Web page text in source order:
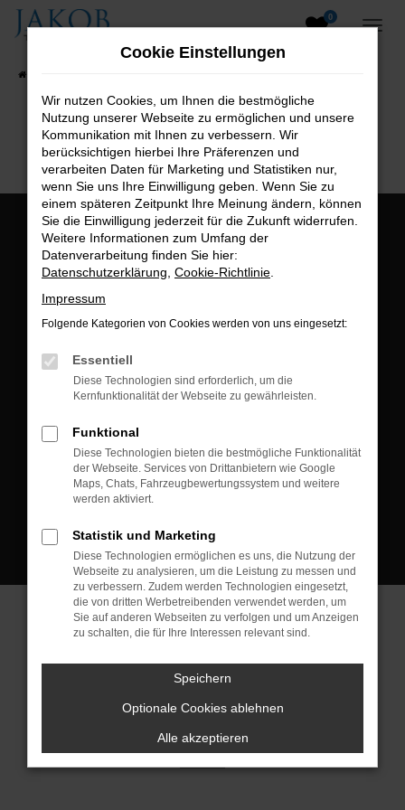
Zum
0
B2B-Shop
Öffnungszeiten:
Montag bis Freitag:
Postadresse:
Kontakt:
Tel.: +49 3745 760 90 20
Fax: +49 3745 760 90 21
Mail: fj@jakob-trading.com
Cookie Einstellungen
© 2026 Jakob Trading GmbH | Neustädter Straße 1 | DE-08223
Neustadt/Vogtland | fj@jakob-trading.com | Webdesign by audaris.de
Cookie Einstellungen
Wir nutzen Cookies, um Ihnen die bestmögliche
Nutzung unserer Webseite zu ermöglichen und unsere
Kommunikation mit Ihnen zu verbessern. Wir
berücksichtigen hierbei Ihre Präferenzen und
verarbeiten Daten für Marketing und Statistiken nur,
wenn Sie uns Ihre Einwilligung geben. Wenn Sie zu
einem späteren Zeitpunkt Ihre Meinung ändern, können
Sie die Einwilligung jederzeit für die Zukunft widerrufen.
Weitere Informationen zum Umfang der
Datenverarbeitung finden Sie hier:
Datenschutzerklärung Cookie-Richtlinie
Impressum
Folgende Kategorien von Cookies werden von uns eingesetzt:
Essentiell
Diese Technologien sind erforderlich, um die
Kernfunktionalität der Webseite zu gewährleisten.
Funktional
Diese Technologien bieten die bestmögliche Funktionalität
der Webseite. Services von Drittanbietern wie Google
Maps, Chats, Fahrzeugbewertungssystem und weitere
werden aktiviert.
Statistik und Marketing
Diese Technologien ermöglichen es uns, die Nutzung der
Webseite zu analysieren, um die Leistung zu messen und
zu verbessern. Zudem werden Technologien eingesetzt,
die von dritten Werbetreibenden verwendet werden, um
Sie auf anderen Webseiten zu verfolgen und um Anzeigen
zu schalten, die für Ihre Interessen relevant sind.
Speichern
Optionale Cookies ablehnen
Alle akzeptieren